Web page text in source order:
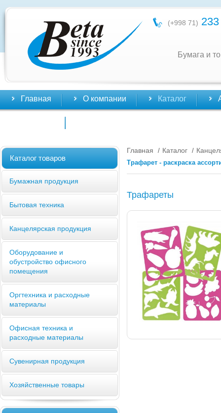
(+998 71)
Бумага и
Главная О компании Каталог
Каталог товаров
Бумажная продукция
Бытовая техника
Канцелярская продукция
Оборудование и
обустройство офисного
помещения
Оргтехника и расходные
материалы
Офисная техника и
расходные материалы
Сувенирная продукция
Хозяйственные товары
Главная / Каталог /
Трафарет - раскраска
Трафареты